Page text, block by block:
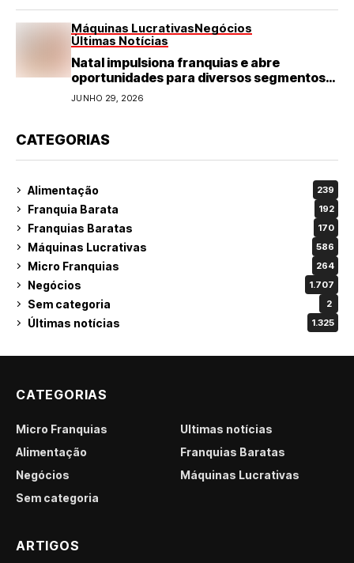
Máquinas LucrativasNegócios
Últimas Notícias
Natal impulsiona franquias e abre
oportunidades para diversos segmentos
do varejo
JUNHO 29, 2026
CATEGORIAS
Alimentação 239
Franquia Barata 192
Franquias Baratas 170
Máquinas Lucrativas 586
Micro Franquias 264
Negócios 1.707
Sem categoria 2
Últimas notícias 1.325
CATEGORIAS
Micro Franquias
Últimas notícias
Alimentação
Franquias Baratas
Negócios
Máquinas Lucrativas
Sem categoria
ARTIGOS